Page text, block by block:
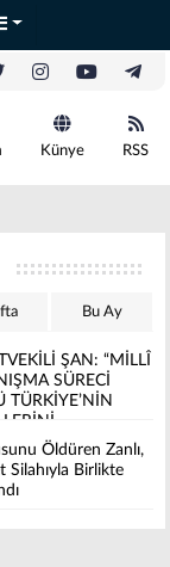
Künye RSS
Bu Ay
ŞAN: “MİLLÎ
SÜRECİ
TÜRKİYE’NİN
Öldüren Zanlı,
Silahıyla Birlikte